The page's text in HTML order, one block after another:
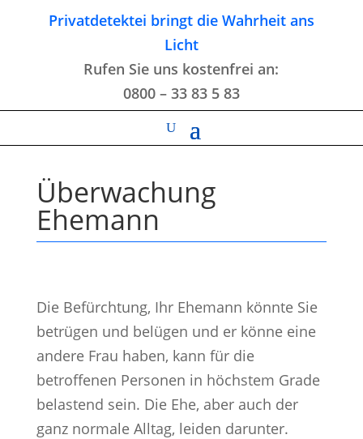
Privatdetektei bringt die Wahrheit ans
Licht
Rufen Sie uns kostenfrei an:
0800 – 33 83 5 83
Überwachung
Ehemann
Die Befürchtung, Ihr Ehemann könnte Sie
betrügen und belügen und er könne eine
andere Frau haben, kann für die
betroffenen Personen in höchstem Grade
belastend sein. Die Ehe, aber auch der
ganz normale Alltag, leiden darunter.